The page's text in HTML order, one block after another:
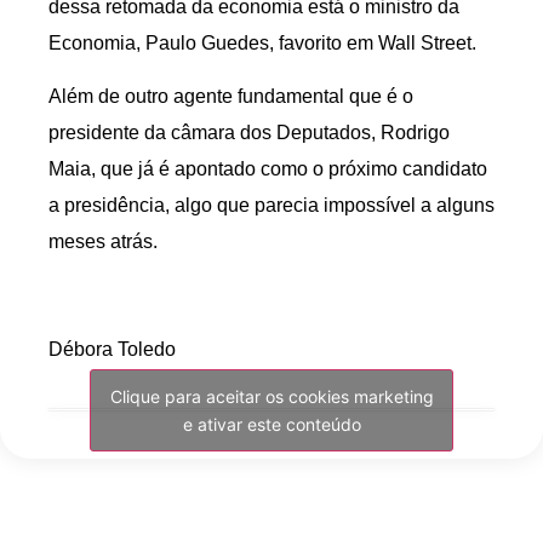
dessa retomada da economia está o ministro da
Economia, Paulo Guedes, favorito em Wall Street.
Além de outro agente fundamental que é o
presidente da câmara dos Deputados, Rodrigo
Maia, que já é apontado como o próximo candidato
a presidência, algo que parecia impossível a alguns
meses atrás.
Débora Toledo
Clique para aceitar os cookies marketing
e ativar este conteúdo